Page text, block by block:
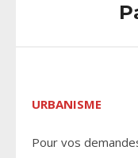
URBANISME
Pour vos